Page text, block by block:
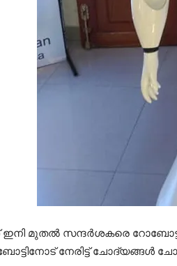
മുതല്‍ സന്ദര്‍ശകരെ റോബോട്ട്
നേരിട്ട് ചോദ്യങ്ങള്‍